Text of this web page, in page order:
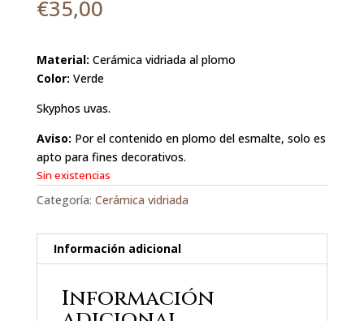
€35,00
Material: Cerámica vidriada al plomo
Color: Verde
Skyphos uvas.
Aviso: Por el contenido en plomo del esmalte, solo es
apto para fines decorativos.
Sin existencias
Categoría: Cerámica vidriada
Información adicional
Información